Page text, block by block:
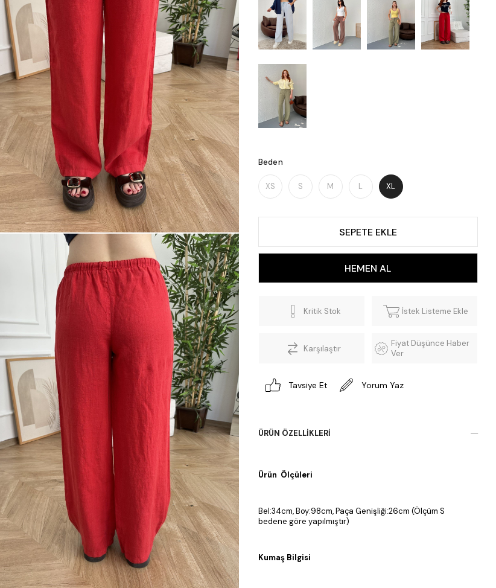
Beden
XS S M L XL
Kritik Stok İstek Listeme Ekle
Karşılaştır
Fiyat Düşünce Haber
Ver
Tavsiye Et Yorum Yaz
ÜRÜN ÖZELLIKLERI
Ürün Ölçüleri
Bel:34cm, Boy:98cm, Paça Genişliği:26cm (Ölçüm S
bedene göre yapılmıştır)
Kumaş Bilgisi